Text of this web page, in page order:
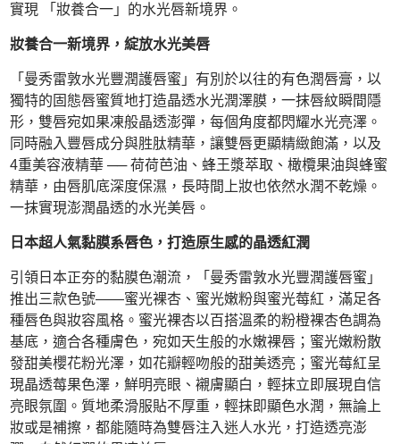
實現 「妝養合一」的水光唇新境界。
妝養合一新境界，綻放水光美唇
「曼秀雷敦水光豐潤護唇蜜」有別於以往的有色潤唇膏，以
獨特的固態唇蜜質地打造晶透水光潤澤膜，一抹唇紋瞬間隱
形，雙唇宛如果凍般晶透澎彈，每個角度都閃耀水光亮澤。
同時融入豐唇成分與胜肽精華，讓雙唇更顯精緻飽滿，以及
4重美容液精華 ── 荷荷芭油、蜂王漿萃取、橄欖果油與蜂蜜
精華，由唇肌底深度保濕，長時間上妝也依然水潤不乾燥。
一抹實現澎潤晶透的水光美唇。
日本超人氣黏膜系唇色，打造原生感的晶透紅潤
引領日本正夯的黏膜色潮流，「曼秀雷敦水光豐潤護唇蜜」
推出三款色號——蜜光裸杏、蜜光嫩粉與蜜光莓紅，滿足各
種唇色與妝容風格。蜜光裸杏以百搭溫柔的粉橙裸杏色調為
基底，適合各種膚色，宛如天生般的水嫩裸唇；蜜光嫩粉散
發甜美櫻花粉光澤，如花瓣輕吻般的甜美透亮；蜜光莓紅呈
現晶透莓果色澤，鮮明亮眼、襯膚顯白，輕抹立即展現自信
亮眼氛圍。質地柔滑服貼不厚重，輕抹即顯色水潤，無論上
妝或是補擦，都能隨時為雙唇注入迷人水光，打造透亮澎